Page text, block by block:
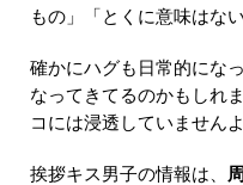
もの」「とくに意味はな
確かにハグも日常的にな
なってきてるのかもしれ
コには浸透していませんよ
挨拶キス男子の情報は、